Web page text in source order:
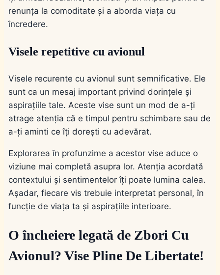
renunța la comoditate și a aborda viața cu
încredere.
Visele repetitive cu avionul
Visele recurente cu avionul sunt semnificative. Ele
sunt ca un mesaj important privind dorințele și
aspirațiile tale. Aceste vise sunt un mod de a-ți
atrage atenția că e timpul pentru schimbare sau de
a-ți aminti ce îți dorești cu adevărat.
Explorarea în profunzime a acestor vise aduce o
viziune mai completă asupra lor. Atenția acordată
contextului și sentimentelor îți poate lumina calea.
Așadar, fiecare vis trebuie interpretat personal, în
funcție de viața ta și aspirațiile interioare.
O încheiere legată de Zbori Cu
Avionul? Vise Pline De Libertate!